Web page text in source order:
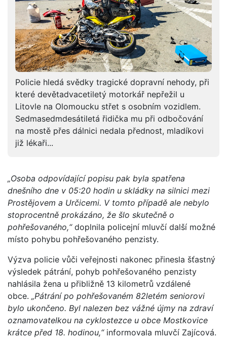
Policie hledá svědky tragické dopravní nehody, při
které devětadvacetiletý motorkář nepřežil u
Litovle na Olomoucku střet s osobním vozidlem.
Sedmasedmdesátiletá řidička mu při odbočování
na mostě přes dálnici nedala přednost, mladíkovi
již lékaři...
„Osoba odpovídající popisu pak byla spatřena
dnešního dne v 05:20 hodin u skládky na silnici mezi
Prostějovem a Určicemi. V tomto případě ale nebylo
stoprocentně prokázáno, že šlo skutečně o
pohřešovaného,“doplnila policejní mluvčí další možné
místo pohybu pohřešovaného penzisty.
Výzva policie vůči veřejnosti nakonec přinesla šťastný
výsledek pátrání, pohyb pohřešovaného penzisty
nahlásila žena u přibližně 13 kilometrů vzdálené
obce. „Pátrání po pohřešovaném 82letém seniorovi
bylo ukončeno. Byl nalezen bez vážné újmy na zdraví
oznamovatelkou na cyklostezce u obce Mostkovice
krátce před 18. hodinou,“informovala mluvčí Zajícová.